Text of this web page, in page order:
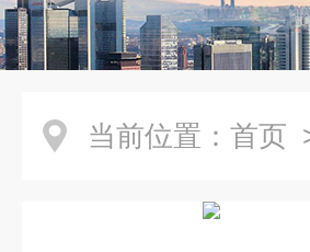
当前位置： 首页